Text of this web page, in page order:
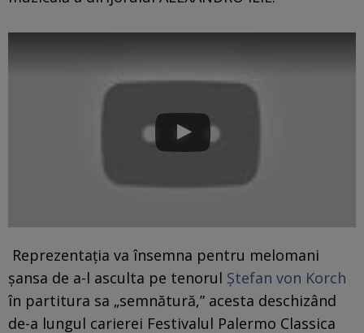
Reprezentaţia va însemna pentru melomani
şansa de a-l asculta pe tenorul Ştefan von Korch
în partitura sa „semnătură,” acesta deschizând
de-a lungul carierei Festivalul Palermo Classica